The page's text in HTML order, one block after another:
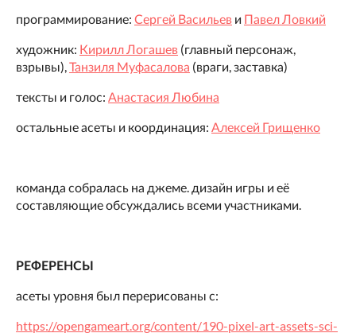
программирование: Сергей Васильев и Павел Ловкий
художник: Кирилл Логашев (главный персонаж,
взрывы),Танзиля Муфасалова (враги, заставка)
тексты и голос: Анастасия Любина
остальные асеты и координация: Алексей Грищенко
команда собралась на джеме. дизайн игры и её
составляющие обсуждались всеми участниками.
РЕФЕРЕНСЫ
асеты уровня был перерисованы с:
https://opengameart.org/content/190-pixel-art-assets-sci-